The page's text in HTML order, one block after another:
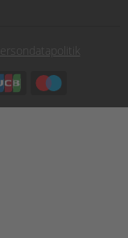
Persondatapolitik